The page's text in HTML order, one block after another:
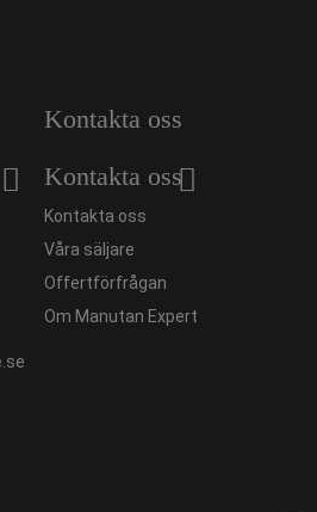
Kontakta oss
Kontakta oss
Kontakta oss
Våra säljare
Offertförfrågan
Om Manutan Expert